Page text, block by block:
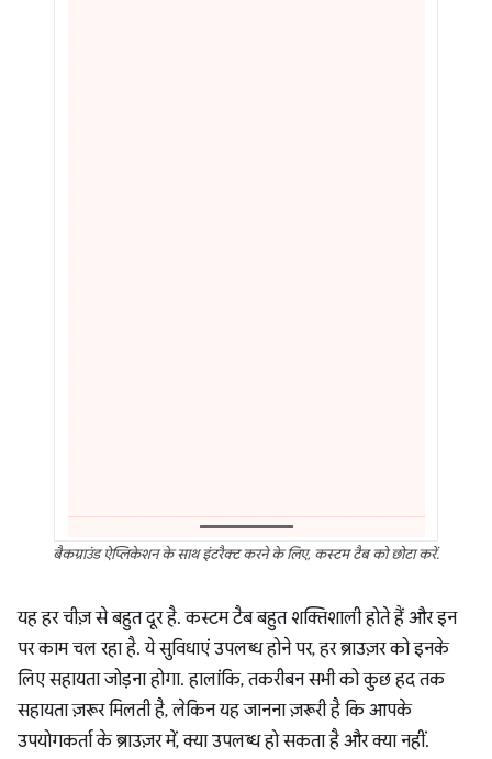
बैकग्राउंड ऐप्लिकेशन के साथ इंटरैक्ट करने के लिए, कस्टम टैब को छोटा करें.
यह हर चीज़ से बहुत दूर है. कस्टम टैब बहुत शक्तिशाली होते हैं और इन
पर काम चल रहा है. ये सुविधाएं उपलब्ध होने पर, हर ब्राउज़र को इनके
लिए सहायता जोड़ना होगा. हालांकि, तकरीबन सभी को कुछ हद तक
सहायता ज़रूर मिलती है, लेकिन यह जानना ज़रूरी है कि आपके
उपयोगकर्ता के ब्राउज़र में, क्या उपलब्ध हो सकता है और क्या नहीं.